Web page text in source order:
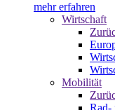
mehr erfahren
Wirtschaft
Mobilität